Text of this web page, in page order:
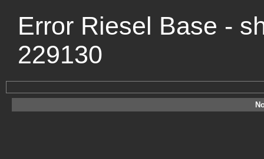
Error Riesel Base -
229130